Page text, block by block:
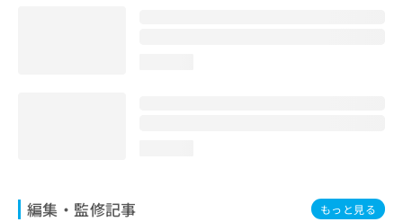
編集・監修記事 もっと見る